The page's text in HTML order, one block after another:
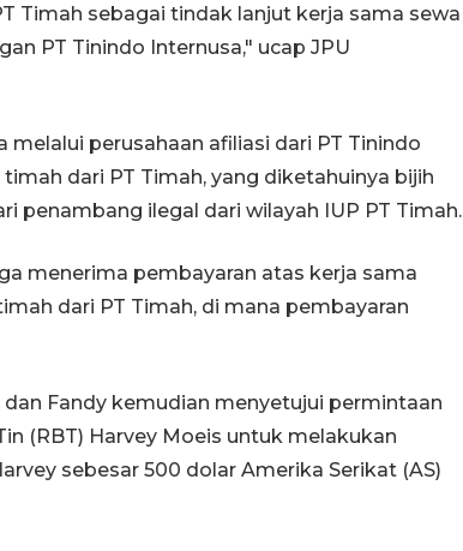
Timah sebagai tindak lanjut kerja sama sewa
PT Tinindo Internusa," ucap JPU
perusahaan afiliasi dari PT Tinindo
dari PT Timah, yang diketahuinya bijih
penambang ilegal dari wilayah IUP PT Timah.
menerima pembayaran atas kerja sama
dari PT Timah, di mana pembayaran
Fandy kemudian menyetujui permintaan
(RBT) Harvey Moeis untuk melakukan
sebesar 500 dolar Amerika Serikat (AS)